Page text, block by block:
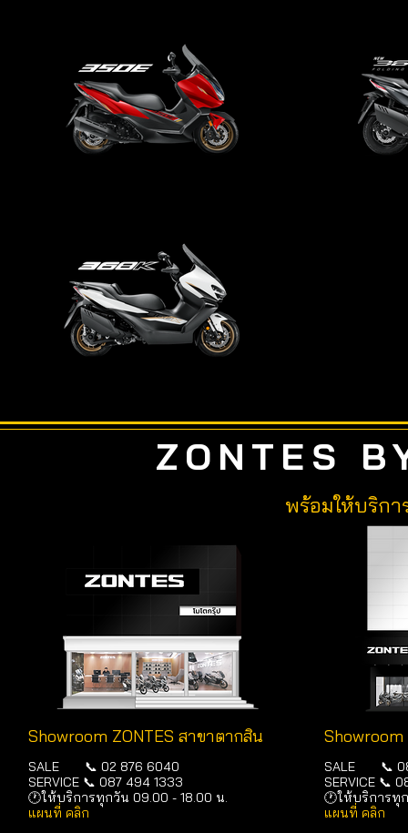
ZONTES
พร้อมให้บริก
Showroom ZONTES สาขาตากสิน
SALE 📞 02 876 6040
SERVICE 📞 087 494 1333
🕐ให้บริการทุกวัน 09.00 - 18.00 น.
แผนที่ คลิก
Showroom
SALE 📞
SERVICE 📞
🕐ให้บริการทุ
แผนที่ คลิก